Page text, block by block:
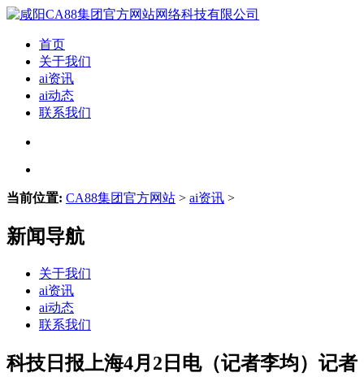
首页
关于我们
ai资讯
ai动态
联系我们
当前位置: CA88集团官方网站 > ai资讯 >
新闻导航
关于我们
ai资讯
ai动态
联系我们
科技日报上海4月2日电（记者李均）记者